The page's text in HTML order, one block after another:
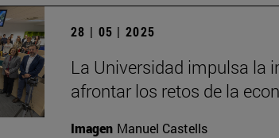
28 | 05 | 2025
La Universidad impulsa la
afrontar los retos de la
Imagen Manuel Castells